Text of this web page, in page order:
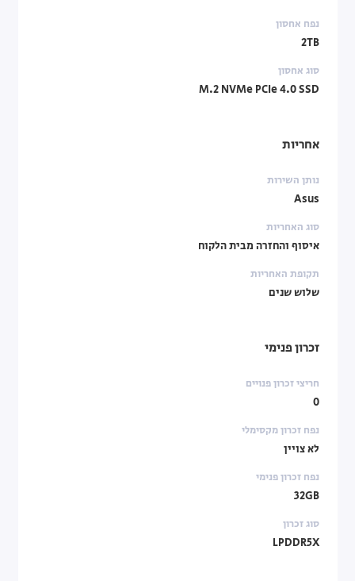
נפח אחסון
2TB
סוג אחסון
M.2 NVMe PCIe 4.0 SSD
אחריות
נותן השירות
Asus
סוג האחריות
איסוף והחזרה מבית הלקוח
תקופת האחריות
שלוש שנים
זכרון פנימי
חריצי זכרון פנויים
0
נפח זכרון מקסימלי
לא צויין
נפח זכרון פנימי
32GB
סוג זכרון
LPDDR5X